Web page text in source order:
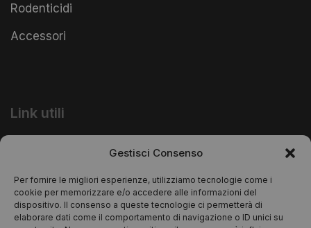
Gestisci Consenso
Per fornire le migliori esperienze, utilizziamo tecnologie come i
cookie per memorizzare e/o accedere alle informazioni del
dispositivo. Il consenso a queste tecnologie ci permetterà di
elaborare dati come il comportamento di navigazione o ID unici su
Rodenticidi
Accessori
Link utili
Informativa Privacy
Informativa Cookie